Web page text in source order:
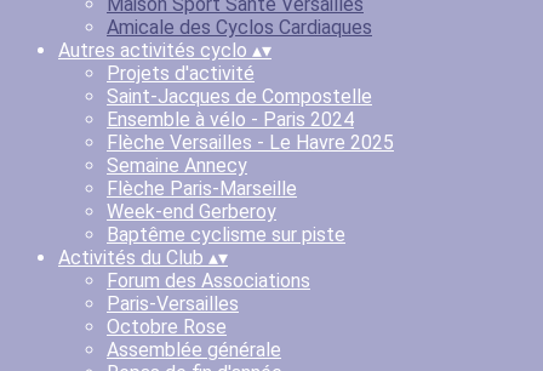
Amicale des Cyclos Cardiaques
Autres activités cyclo ▴▾
Projets d'activité
Saint-Jacques de Compostelle
Ensemble à vélo - Paris 2024
Flèche Versailles - Le Havre 2025
Semaine Annecy
Flèche Paris-Marseille
Week-end Gerberoy
Baptême cyclisme sur piste
Activités du Club ▴▾
Forum des Associations
Paris-Versailles
Octobre Rose
Assemblée générale